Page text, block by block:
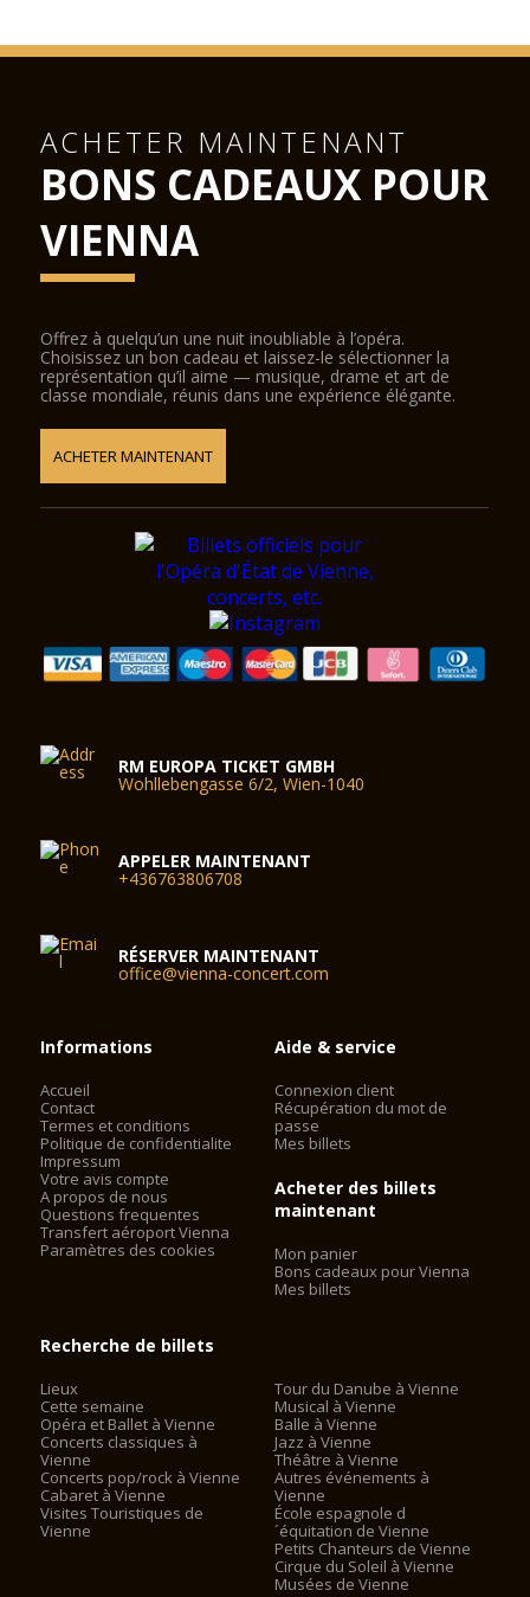
ACHETER MAINTENANT
BONS CADEAUX POUR
VIENNA
Offrez à quelqu’un une nuit inoubliable à l’opéra.
Choisissez un bon cadeau et laissez-le sélectionner la
représentation qu’il aime — musique, drame et art de
classe mondiale, réunis dans une expérience élégante.
ACHETER MAINTENANT
RM EUROPA TICKET GMBH
Wohllebengasse 6/2, Wien-1040
APPELER MAINTENANT
+436763806708
RÉSERVER MAINTENANT
office@vienna-concert.com
Informations
Accueil
Contact
Termes et conditions
Politique de confidentialite
Impressum
Votre avis compte
A propos de nous
Questions frequentes
Transfert aéroport Vienna
Paramètres des cookies
Aide & service
Connexion client
Récupération du mot de
passe
Mes billets
Acheter des billets
maintenant
Mon panier
Bons cadeaux pour Vienna
Mes billets
Recherche de billets
Lieux
Cette semaine
Opéra et Ballet à Vienne
Concerts classiques à
Vienne
Concerts pop/rock à Vienne
Cabaret à Vienne
Visites Touristiques de
Vienne
Tour du Danube à Vienne
Musical à Vienne
Balle à Vienne
Jazz à Vienne
Théâtre à Vienne
Autres événements à
Vienne
École espagnole d
´équitation de Vienne
Petits Chanteurs de Vienne
Cirque du Soleil à Vienne
Musées de Vienne